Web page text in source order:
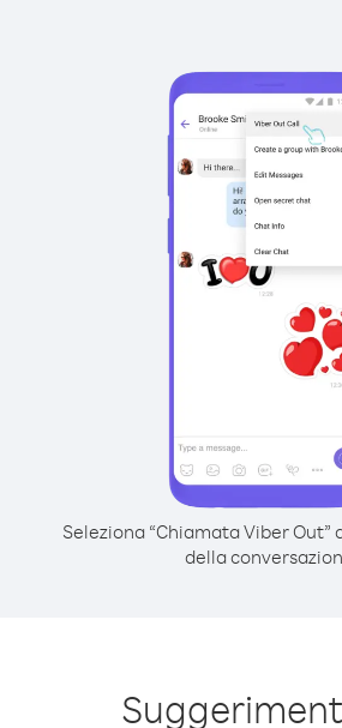
Seleziona “Chiamata Viber Out”
della